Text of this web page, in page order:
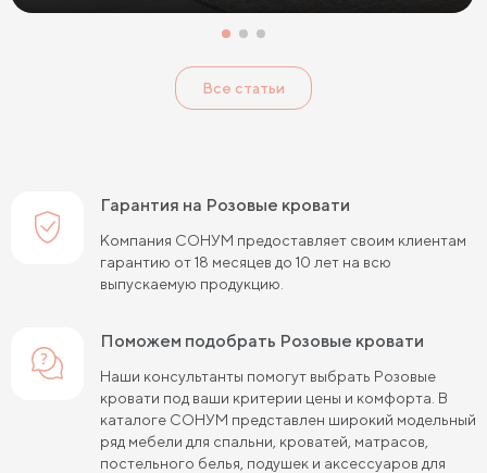
Кровати с мягким изголовьем Кровати светлых цветов
Кровати белого цвета
Кровати цвета графит Кровати желтого цвета
Кровати красного цвета Кровати оранжевого цвета
Кровати розового цвета Кровати серого цвета
Кровати синего цвета Кровати фиолетового цвета
Все статьи
Гарантия на Розовые кровати
Компания СОНУМ предоставляет своим клиентам
гарантию от 18 месяцев до 10 лет на всю
выпускаемую продукцию.
Поможем подобрать Розовые кровати
Наши консультанты помогут выбрать Розовые
кровати под ваши критерии цены и комфорта. В
каталоге СОНУМ представлен широкий модельный
ряд мебели для спальни, кроватей, матрасов,
постельного белья, подушек и аксессуаров для